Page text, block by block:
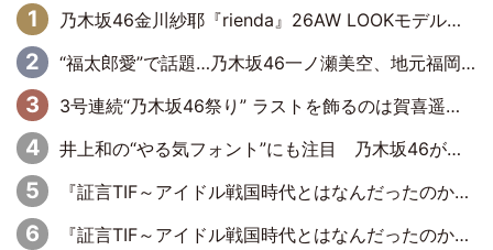
乃木坂46金川紗耶『rienda』26AW LOOKモデルに就任
“福太郎愛”で話題…乃木坂46一ノ瀬美空、地元福岡『めんべい25周年トップサポーター』に就任
3号連続“乃木坂46祭り” ラストを飾るのは賀喜遥香…5年ぶりの登場に「5年分大人になった私を見ていただけたら」
井上和の“やる気フォント”にも注目 乃木坂46が挑んだ書道パフォーマンスの舞台裏
『証言TIF～アイドル戦国時代とはなんだったのか～』第6回：でんぱ組.inc・古川未鈴×相沢梨紗「『ハロプロやりたかったな』って言ったら、夢眠ねむさんに『てめえはでんぱ組．incなんだよ！』って肩パンされて(笑)」
『証言TIF～アイドル戦国時代とはなんだったのか～』第11回：私立恵比寿中学・真山りか×安本彩花「TIFで10年ぶりのキョンシーメイクをしたら、場を完全に引かせてしまって。時代が変わったんだなって」